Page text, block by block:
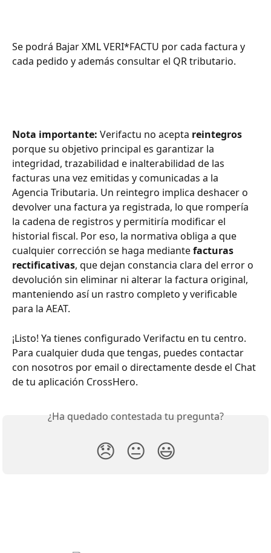
Se podrá Bajar XML VERI*FACTU por cada factura y
cada pedido y además consultar el QR tributario.
Nota importante: Verifactu no acepta reintegros
porque su objetivo principal es garantizar la
integridad, trazabilidad e inalterabilidad de las
facturas una vez emitidas y comunicadas a la
Agencia Tributaria. Un reintegro implica deshacer o
devolver una factura ya registrada, lo que rompería
la cadena de registros y permitiría modificar el
historial fiscal. Por eso, la normativa obliga a que
cualquier corrección se haga mediante facturas
rectificativas, que dejan constancia clara del error o
devolución sin eliminar ni alterar la factura original,
manteniendo así un rastro completo y verificable
para la AEAT.
¡Listo! Ya tienes configurado Verifactu en tu centro.
Para cualquier duda que tengas, puedes contactar
con nosotros por email o directamente desde el Chat
de tu aplicación CrossHero.
¿Ha quedado contestada tu pregunta?
😞 😐 😃